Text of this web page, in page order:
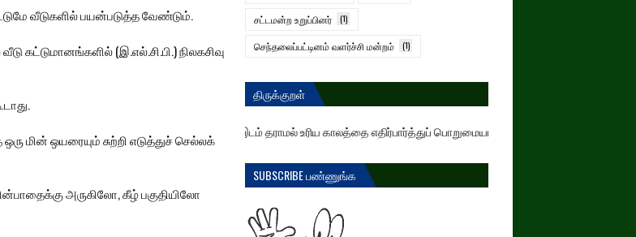
வீடுகளில் பயன்படுத்த வேண்டும்.
கட்டுமானங்களில் (இ.எல்.சி.பி.) நிலகசிவு
மின் ஒயரையும் சுற்றி எடுத்துச் செல்லக்
அருகிலோ, கீழ் பகுதியிலோ
சட்டமன்ற உறுப்பினர் (1)
செந்தலைப்பட்டினம் வளர்ச்சி மன்றம் (1)
திருக்குறள்
.... ... .. .. ..... விளக்கம் : கலக்கத்துக்கு இடம் தராமல் உரிய காலத்தை எதிர்பார்த்துப் பொறுமையாக இருப்பவர்கள் இந்த உலகத்தையேகூட
SUBSCRIBE பண்ணுங்க